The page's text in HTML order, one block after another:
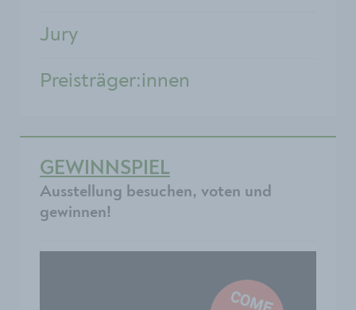
Jury
Preisträger:innen
GEWINNSPIEL
Ausstellung besuchen, voten und
gewinnen!